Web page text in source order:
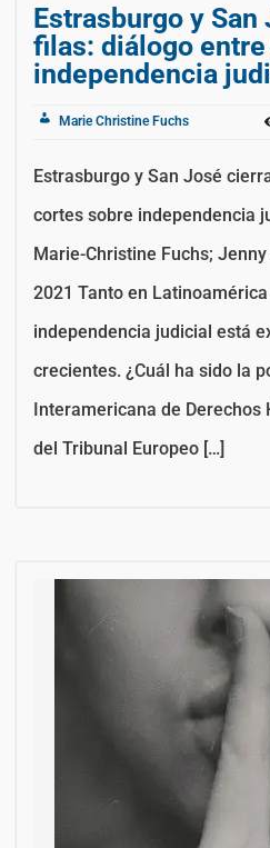
Estrasburgo y
filas: diálogo
independencia
Marie Christine Fuchs
Estrasburgo y San José
cortes sobre independencia
Marie-Christine Fuchs;
2021 Tanto en
independencia judicial está
crecientes. ¿Cuál ha sido la
Interamericana de Derechos
del Tribunal Europeo […]